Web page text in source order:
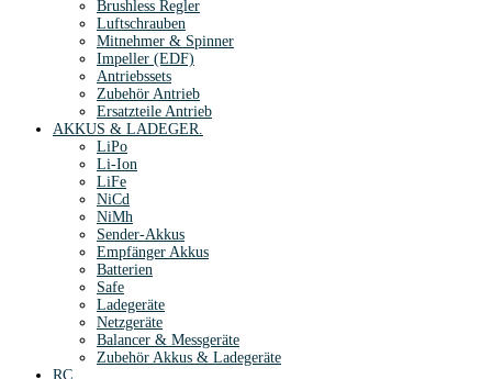
Brushless Regler
Luftschrauben
Mitnehmer & Spinner
Impeller (EDF)
Antriebssets
Zubehör Antrieb
Ersatzteile Antrieb
AKKUS & LADEGER.
LiPo
Li-Ion
LiFe
NiCd
NiMh
Sender-Akkus
Empfänger Akkus
Batterien
Safe
Ladegeräte
Netzgeräte
Balancer & Messgeräte
Zubehör Akkus & Ladegeräte
RC